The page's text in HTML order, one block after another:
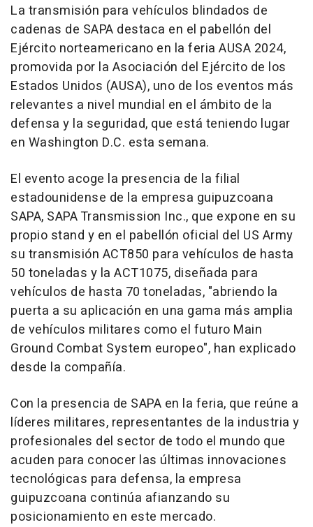
La transmisión para vehículos blindados de
cadenas de SAPA destaca en el pabellón del
Ejército norteamericano en la feria AUSA 2024,
promovida por la Asociación del Ejército de los
Estados Unidos (AUSA), uno de los eventos más
relevantes a nivel mundial en el ámbito de la
defensa y la seguridad, que está teniendo lugar
en Washington D.C. esta semana.
El evento acoge la presencia de la filial
estadounidense de la empresa guipuzcoana
SAPA, SAPA Transmission Inc., que expone en su
propio stand y en el pabellón oficial del US Army
su transmisión ACT850 para vehículos de hasta
50 toneladas y la ACT1075, diseñada para
vehículos de hasta 70 toneladas, "abriendo la
puerta a su aplicación en una gama más amplia
de vehículos militares como el futuro Main
Ground Combat System europeo", han explicado
desde la compañía.
Con la presencia de SAPA en la feria, que reúne a
líderes militares, representantes de la industria y
profesionales del sector de todo el mundo que
acuden para conocer las últimas innovaciones
tecnológicas para defensa, la empresa
guipuzcoana continúa afianzando su
posicionamiento en este mercado.